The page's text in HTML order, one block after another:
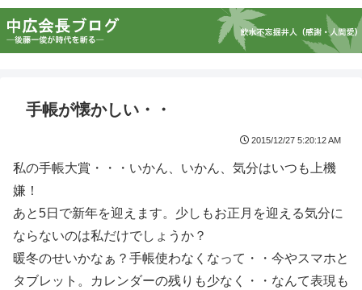
手帳が懐かしい・・
2015/12/27 5:20:12 AM
私の手帳大賞・・・いかん、いかん、気分はいつも上機
嫌！
あと5日で新年を迎えます。少しもお正月を迎える気分に
ならないのは私だけでしょうか？
暖冬のせいかなぁ？手帳使わなくなって・・今やスマホと
タブレット。カレンダーの残りも少なく・・なんて表現も